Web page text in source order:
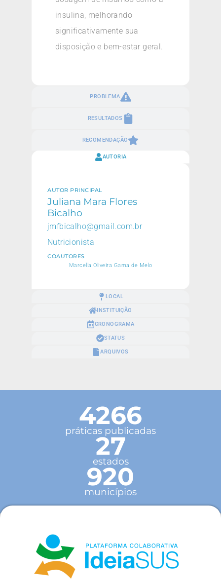
PROBLEMA
RESULTADOS
RECOMENDAÇÃO
insulina, melhorando
significativamente sua
disposição e bem-estar geral.
AUTORIA
LOCAL
INSTITUIÇÃO
CRONOGRAMA
STATUS
ARQUIVOS
AUTOR PRINCIPAL
Juliana Mara Flores
Bicalho
jmfbicalho@gmail.com.br
Nutricionista
COAUTORES
Marcella Oliveira Gama de Melo
4266
práticas publicadas
27
estados
920
municípios